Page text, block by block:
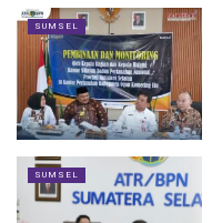
SUMSEL
SUMSEL